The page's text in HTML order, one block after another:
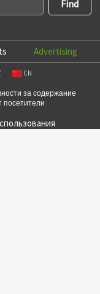
Advertising
CN
за содержание